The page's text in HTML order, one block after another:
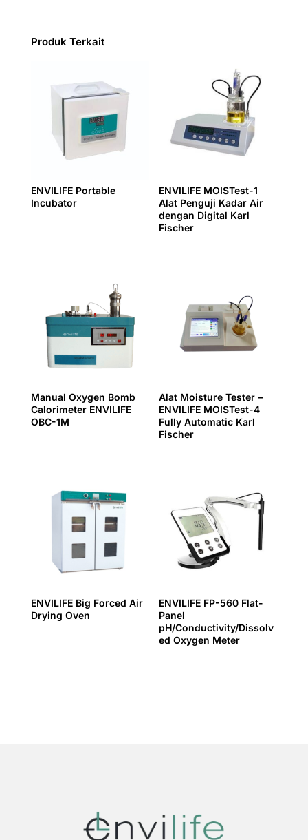
Produk Terkait
ENVILIFE Portable
Incubator
ENVILIFE MOISTest-1
Alat Penguji Kadar Air
dengan Digital Karl
Fischer
Manual Oxygen Bomb
Calorimeter ENVILIFE
OBC-1M
Alat Moisture Tester –
ENVILIFE MOISTest-4
Fully Automatic Karl
Fischer
ENVILIFE Big Forced Air
Drying Oven
ENVILIFE FP-560 Flat-
Panel
pH/Conductivity/Dissolv
ed Oxygen Meter